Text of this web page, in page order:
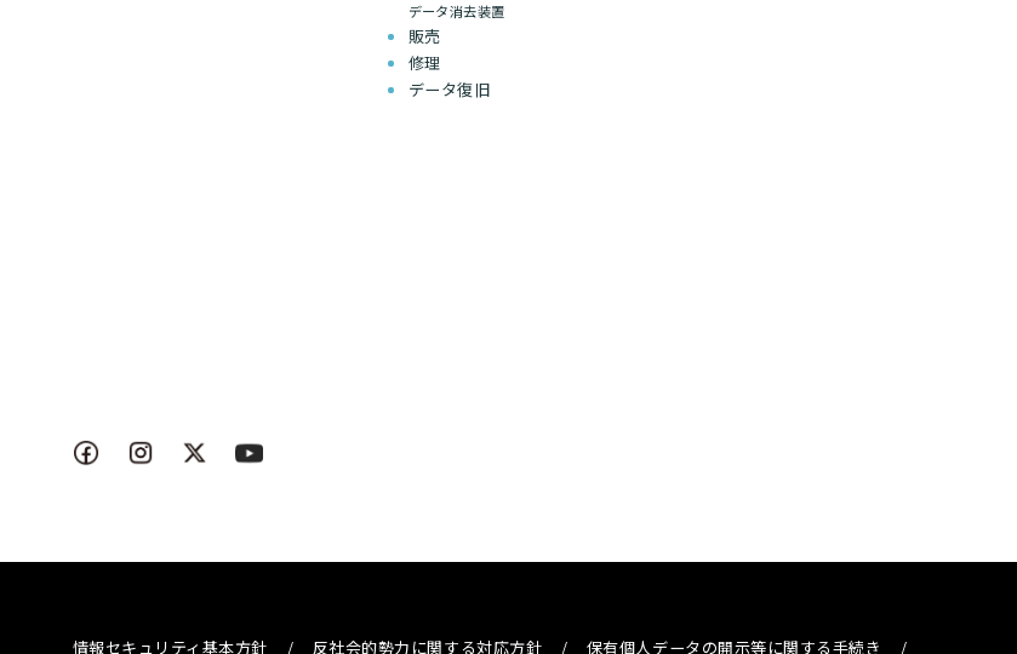
データ消去装置
販売
修理
データ復旧
情報セキュリティ基本方針 / 反社会的勢力に関する対応方針 / 保有個人データの開示等に関する手続き /